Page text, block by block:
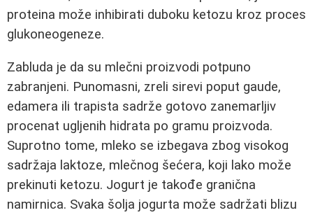
proteina može inhibirati duboku ketozu kroz proces
glukoneogeneze.
Zabluda je da su mlečni proizvodi potpuno
zabranjeni. Punomasni, zreli sirevi poput gaude,
edamera ili trapista sadrže gotovo zanemarljiv
procenat ugljenih hidrata po gramu proizvoda.
Suprotno tome, mleko se izbegava zbog visokog
sadržaja laktoze, mlečnog šećera, koji lako može
prekinuti ketozu. Jogurt je takođe granična
namirnica. Svaka šolja jogurta može sadržati blizu